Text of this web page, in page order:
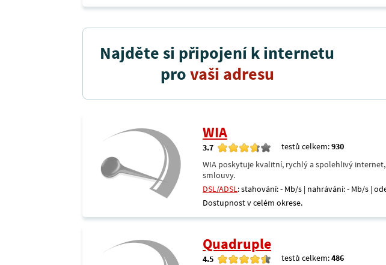
Najděte si připojení k internetu
provaši adresu
WIA
3.7 testů celkem:930
WIA poskytuje kvalitní, rychlý a spolehlivý
smlouvy.
DSL/ADSL: stahování: - Mb/s | nahrávání: - Mb/s |
Dostupnost v celém okrese.
Quadruple
4.5 testů celkem:486